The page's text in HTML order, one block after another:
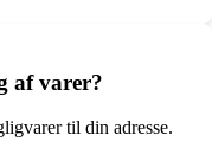
af varer?
til din adresse.